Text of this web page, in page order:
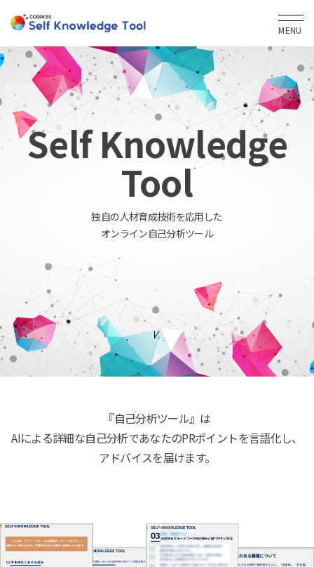
MENU
Self Knowledge
Tool
独自の人材育成技術を応用した
オンライン自己分析ツール
『自己分析ツール』は
AIによる詳細な自己分析であなたのPRポイントを言語化し、
アドバイスを届けます。